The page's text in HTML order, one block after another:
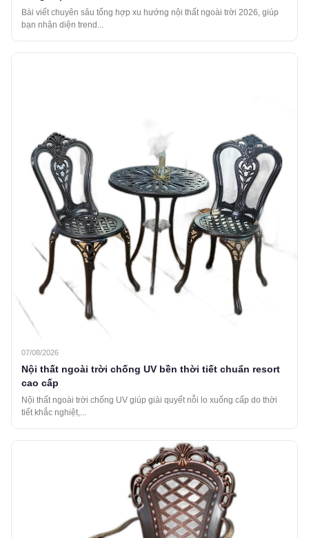
Bài viết chuyên sâu tổng hợp xu hướng nội thất ngoài trời 2026, giúp
bạn nhận diện trend...
07/08/2026
Nội thất ngoài trời chống UV bền thời tiết chuẩn resort
cao cấp
Nội thất ngoài trời chống UV giúp giải quyết nỗi lo xuống cấp do thời
tiết khắc nghiệt,...